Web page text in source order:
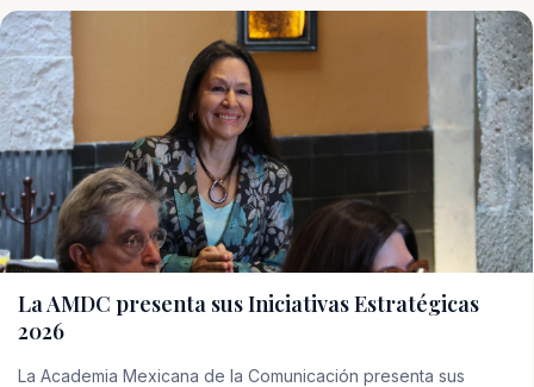
La AMDC presenta sus Iniciativas Estratégicas
2026
La Academia Mexicana de la Comunicación presenta sus